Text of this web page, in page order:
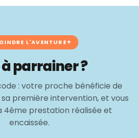
L'AVENTURE
parrainer ?
: votre proche bénéficie de
première intervention, et vous
4ème prestation réalisée et
encaissée.